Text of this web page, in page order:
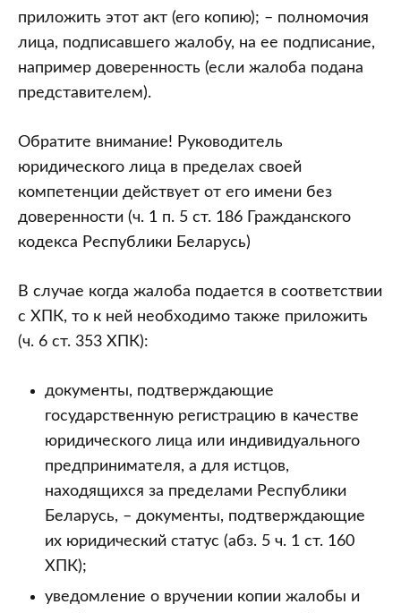
приложить этот акт (его копию); – полномочия
лица, подписавшего жалобу, на ее подписание,
например доверенность (если жалоба подана
представителем).
Обратите внимание! Руководитель
юридического лица в пределах своей
компетенции действует от его имени без
доверенности (ч. 1 п. 5 ст. 186 Гражданского
кодекса Республики Беларусь)
В случае когда жалоба подается в соответствии
с ХПК, то к ней необходимо также приложить
(ч. 6 ст. 353 ХПК):
документы, подтверждающие
государственную регистрацию в качестве
юридического лица или индивидуального
предпринимателя, а для истцов,
находящихся за пределами Республики
Беларусь, – документы, подтверждающие
их юридический статус (абз. 5 ч. 1 ст. 160
ХПК);
уведомление о вручении копии жалобы и